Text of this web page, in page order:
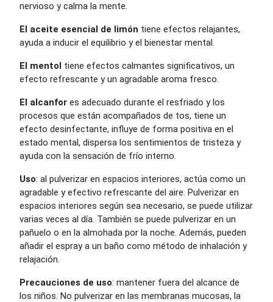
nervioso y calma la mente.
El aceite esencial de limón tiene efectos relajantes,
ayuda a inducir el equilibrio y el bienestar mental.
El mentol tiene efectos calmantes significativos, un
efecto refrescante y un agradable aroma fresco.
El alcanfor es adecuado durante el resfriado y los
procesos que están acompañados de tos, tiene un
efecto desinfectante, influye de forma positiva en el
estado mental, dispersa los sentimientos de tristeza y
ayuda con la sensación de frío interno.
Uso: al pulverizar en espacios interiores, actúa como un
agradable y efectivo refrescante del aire. Pulverizar en
espacios interiores según sea necesario, se puede utilizar
varias veces al día. También se puede pulverizar en un
pañuelo o en la almohada por la noche. Además, pueden
añadir el espray a un baño como método de inhalación y
relajación.
Precauciones de uso: mantener fuera del alcance de
los niños. No pulverizar en las membranas mucosas, la